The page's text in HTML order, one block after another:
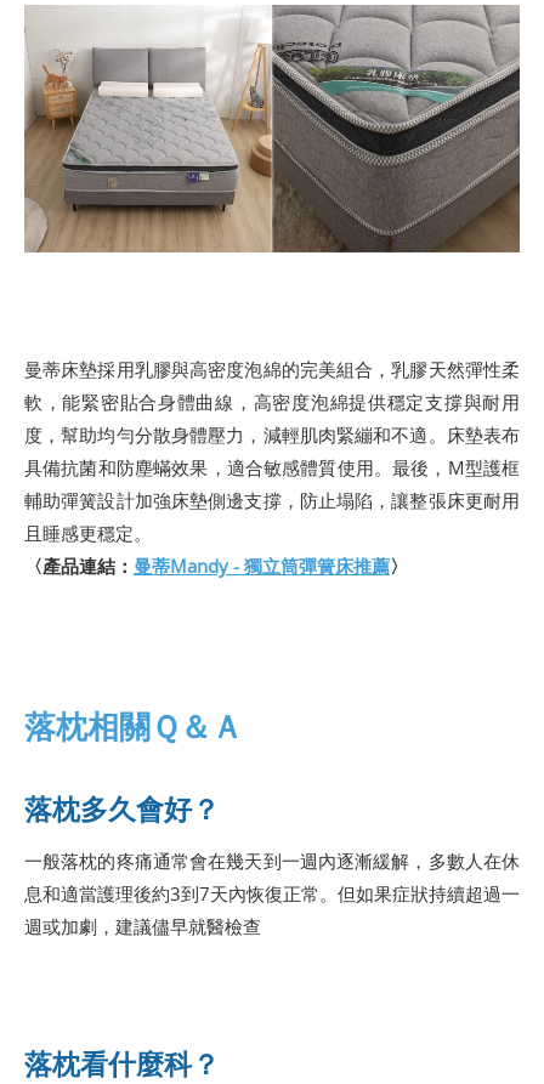
曼蒂床墊採用乳膠與高密度泡綿的完美組合，乳膠天然彈性柔
軟，能緊密貼合身體曲線，高密度泡綿提供穩定支撐與耐用
度，幫助均勻分散身體壓力，減輕肌肉緊繃和不適。床墊表布
具備抗菌和防塵蟎效果，適合敏感體質使用。最後，M型護框
輔助彈簧設計加強床墊側邊支撐，防止塌陷，讓整張床更耐用
且睡感更穩定。
〈產品連結： 曼蒂Mandy - 獨立筒彈簧床推薦〉
落枕相關Ｑ＆Ａ
落枕多久會好？
一般落枕的疼痛通常會在幾天到一週內逐漸緩解，多數人在休
息和適當護理後約3到7天內恢復正常。但如果症狀持續超過一
週或加劇，建議儘早就醫檢查
落枕看什麼科？